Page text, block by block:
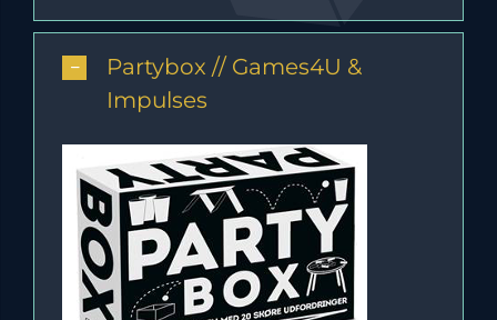
Partybox // Games4U &
Impulses